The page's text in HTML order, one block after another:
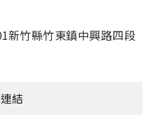
新竹縣竹東鎮中興路四段
結